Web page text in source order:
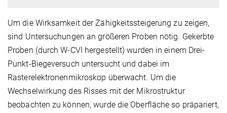
Um die Wirksamkeit der Zähigkeitssteigerung zu zeigen,
sind Untersuchungen an größeren Proben nötig. Gekerbte
Proben (durch W-CVI hergestellt) wurden in einem Drei-
Punkt-Biegeversuch untersucht und dabei im
Rasterelektronenmikroskop überwacht. Um die
Wechselwirkung des Risses mit der Mikrostruktur
beobachten zu können, wurde die Oberfläche so präpariert,